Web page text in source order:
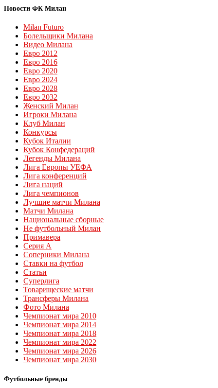
Новости ФК Милан
Milan Futuro
Болельщики Милана
Видео Милана
Евро 2012
Евро 2016
Евро 2020
Евро 2024
Евро 2028
Евро 2032
Женский Милан
Игроки Милана
Клуб Милан
Конкурсы
Кубок Италии
Кубок Конфедераций
Легенды Милана
Лига Европы УЕФА
Лига конференций
Лига наций
Лига чемпионов
Лучшие матчи Милана
Матчи Милана
Национальные сборные
Не футбольный Милан
Примавера
Серия А
Соперники Милана
Ставки на футбол
Статьи
Суперлига
Товарищеские матчи
Трансферы Милана
Фото Милана
Чемпионат мира 2010
Чемпионат мира 2014
Чемпионат мира 2018
Чемпионат мира 2022
Чемпионат мира 2026
Чемпионат мира 2030
Футбольные бренды